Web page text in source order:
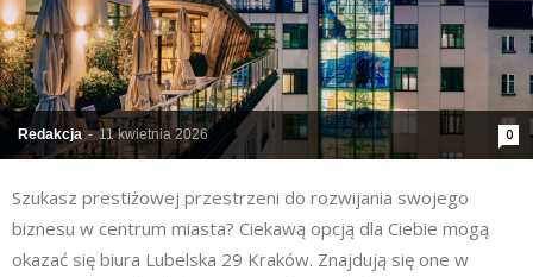
Redakcja - 11 kwietnia 2026 0
Szukasz prestiżowej przestrzeni do rozwijania swojego
biznesu w centrum miasta? Ciekawą opcją dla Ciebie mogą
okazać się biura Lubelska 29 Kraków. Znajdują się one w